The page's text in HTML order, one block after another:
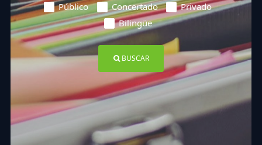
Público Concertado
Privado
Bilingüe
BUSCAR